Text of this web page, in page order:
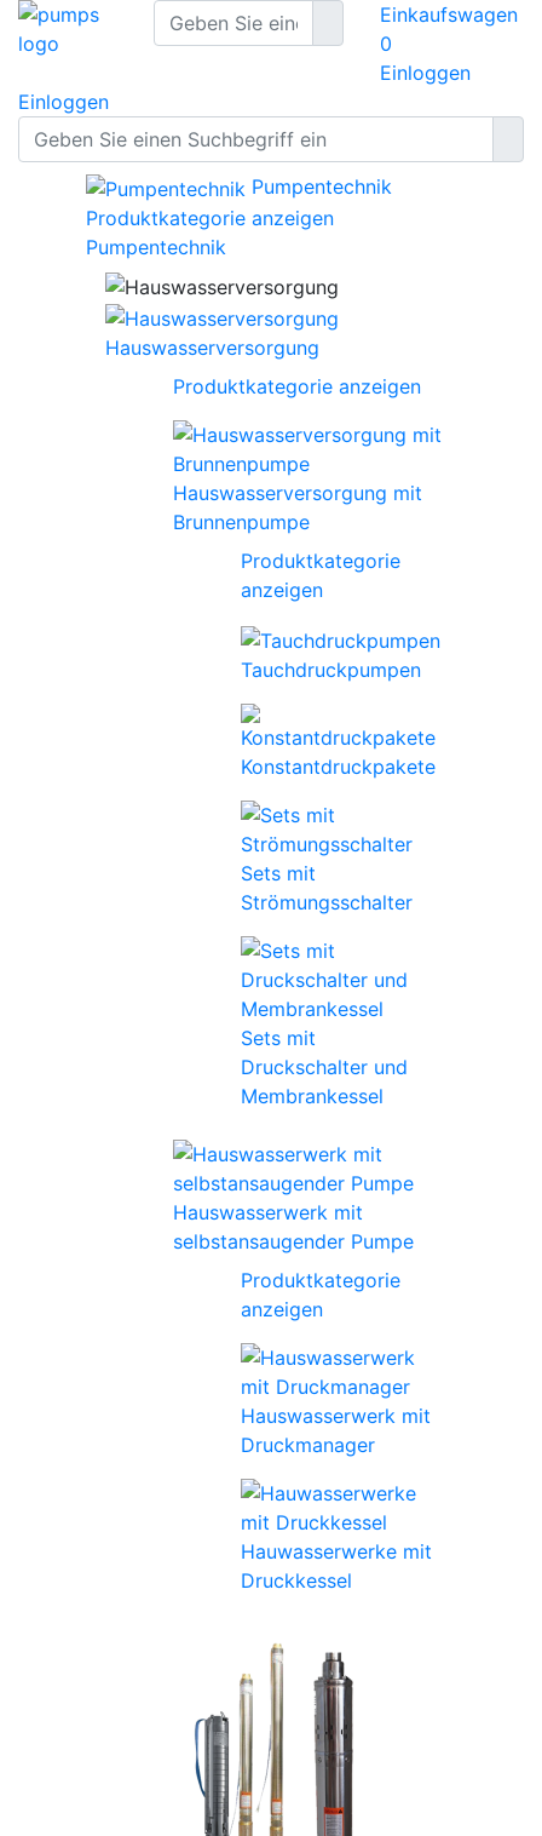
Einkaufswagen
0
Einloggen
Einloggen
Pumpentechnik
Produktkategorie anzeigen
Pumpentechnik
Hauswasserversorgung
Produktkategorie anzeigen
Hauswasserversorgung mit
Brunnenpumpe
Produktkategorie
anzeigen
Tauchdruckpumpen
Konstantdruckpakete
Sets mit
Strömungsschalter
Sets mit
Druckschalter und
Membrankessel
Hauswasserwerk mit
selbstansaugender Pumpe
Produktkategorie
anzeigen
Hauswasserwerk mit
Druckmanager
Hauwasserwerke mit
Druckkessel